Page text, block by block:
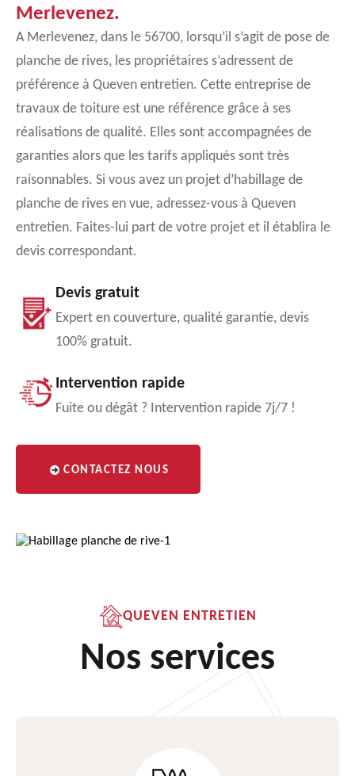
Merlevenez.
A Merlevenez, dans le 56700, lorsqu’il s’agit de pose de
planche de rives, les propriétaires s’adressent de
préférence à Queven entretien. Cette entreprise de
travaux de toiture est une référence grâce à ses
réalisations de qualité. Elles sont accompagnées de
garanties alors que les tarifs appliqués sont très
raisonnables. Si vous avez un projet d’habillage de
planche de rives en vue, adressez-vous à Queven
entretien. Faites-lui part de votre projet et il établira le
devis correspondant.
Devis gratuit
Expert en couverture, qualité garantie, devis
100% gratuit.
Intervention rapide
Fuite ou dégât ? Intervention rapide 7j/7 !
CONTACTEZ NOUS
QUEVEN ENTRETIEN
Nos services